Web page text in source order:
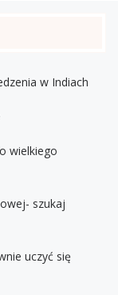
w Indiach
wielkiego
szukaj
uczyć się